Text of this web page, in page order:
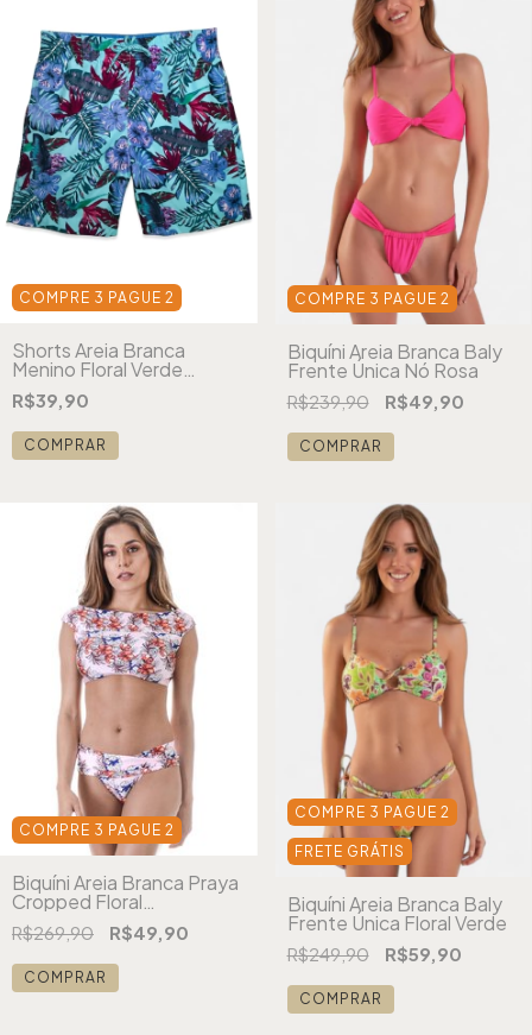
COMPRE 3 PAGUE 2
Shorts Areia Branca
Menino Floral Verde
Estampado
R$39,90
COMPRAR
COMPRE 3 PAGUE 2
Biquíni Areia Branca Baly
Frente Única Nó Rosa
R$239,90 R$49,90
COMPRAR
COMPRE 3 PAGUE 2
Biquíni Areia Branca Praya
Cropped Floral
Estampado Rosa
R$269,90 R$49,90
COMPRAR
COMPRE 3 PAGUE 2
FRETE GRÁTIS
Biquíni Areia Branca Baly
Frente Única Floral Verde
R$249,90 R$59,90
COMPRAR